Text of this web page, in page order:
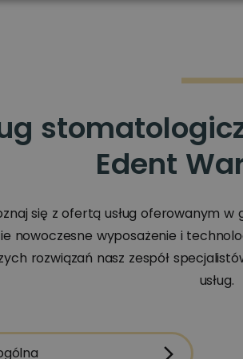
Edent
się z ofertą usług oferowanym
nowoczesne wyposażenie i
rozwiązań nasz zespół
usług.